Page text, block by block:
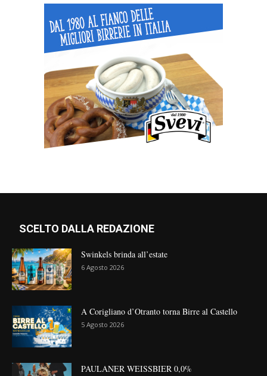
SCELTO DALLA REDAZIONE
Swinkels brinda all’estate
6 Agosto 2026
A Corigliano d’Otranto torna Birre al Castello
5 Agosto 2026
PAULANER WEISSBIER 0,0%